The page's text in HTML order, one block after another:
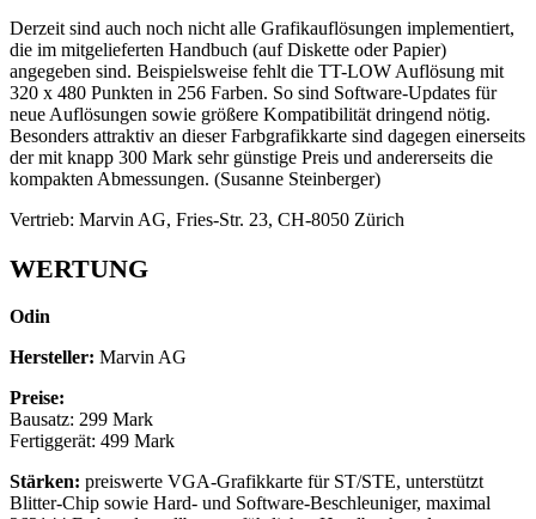
Derzeit sind auch noch nicht alle Grafikauflösungen implementiert,
die im mitgelieferten Handbuch (auf Diskette oder Papier)
angegeben sind. Beispielsweise fehlt die TT-LOW Auflösung mit
320 x 480 Punkten in 256 Farben. So sind Software-Updates für
neue Auflösungen sowie größere Kompatibilität dringend nötig.
Besonders attraktiv an dieser Farbgrafikkarte sind dagegen einerseits
der mit knapp 300 Mark sehr günstige Preis und andererseits die
kompakten Abmessungen. (Susanne Steinberger)
Vertrieb: Marvin AG, Fries-Str. 23, CH-8050 Zürich
WERTUNG
Odin
Hersteller: Marvin AG
Preise:
Bausatz: 299 Mark
Fertiggerät: 499 Mark
Stärken: preiswerte VGA-Grafikkarte für ST/STE, unterstützt
Blitter-Chip sowie Hard- und Software-Beschleuniger, maximal